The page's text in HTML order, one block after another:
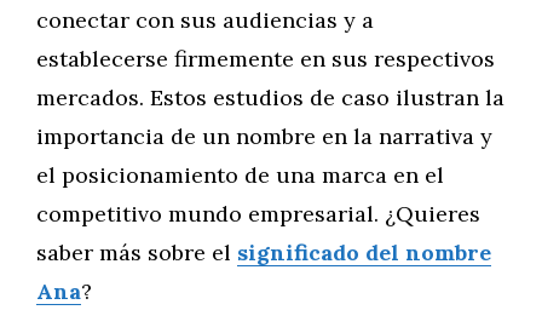
conectar con sus audiencias y a
establecerse firmemente en sus respectivos
mercados. Estos estudios de caso ilustran la
importancia de un nombre en la narrativa y
el posicionamiento de una marca en el
competitivo mundo empresarial. ¿Quieres
saber más sobre el significado del nombre
Ana?